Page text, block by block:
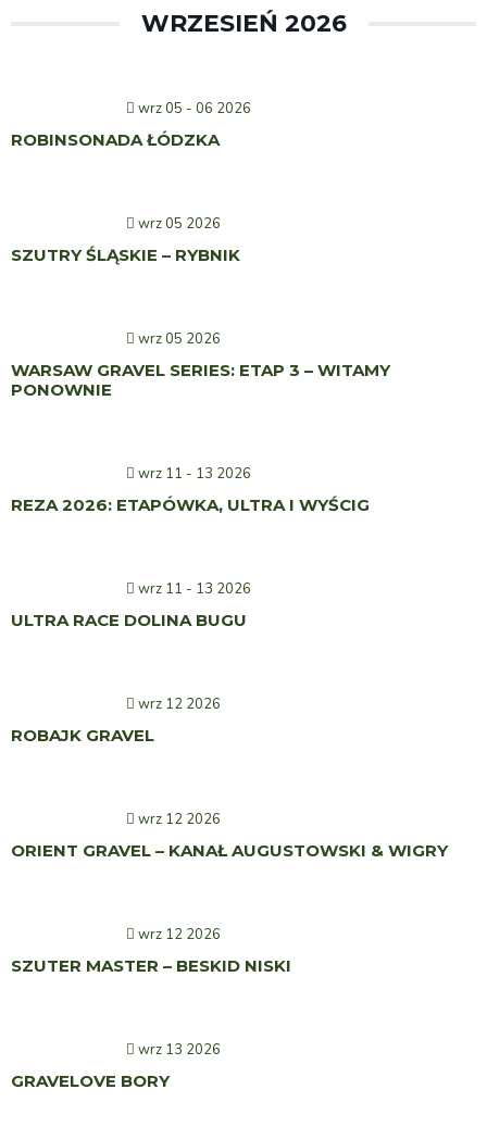
WRZESIEŃ 2026
wrz 05 - 06 2026
ROBINSONADA ŁÓDZKA
wrz 05 2026
SZUTRY ŚLĄSKIE – RYBNIK
wrz 05 2026
WARSAW GRAVEL SERIES: ETAP 3 – WITAMY
PONOWNIE
wrz 11 - 13 2026
REZA 2026: ETAPÓWKA, ULTRA I WYŚCIG
wrz 11 - 13 2026
ULTRA RACE DOLINA BUGU
wrz 12 2026
ROBAJK GRAVEL
wrz 12 2026
ORIENT GRAVEL – KANAŁ AUGUSTOWSKI & WIGRY
wrz 12 2026
SZUTER MASTER – BESKID NISKI
wrz 13 2026
GRAVELOVE BORY